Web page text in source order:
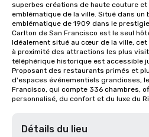
superbes créations de haute couture
emblématique de la ville. Situé dans
emblématique de 1909 dans le
Carlton de San Francisco est le seul
Idéalement situé au cœur de la ville,
à proximité des attractions les plus
téléphérique historique est accessible
Proposant des restaurants primés et
d'espaces événementiels grandioses,
Francisco, qui compte 336 chambres,
personnalisé, du confort et du luxe du
Détails du lieu